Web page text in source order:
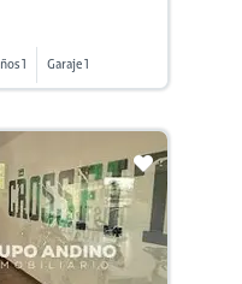
1 Garaje 1